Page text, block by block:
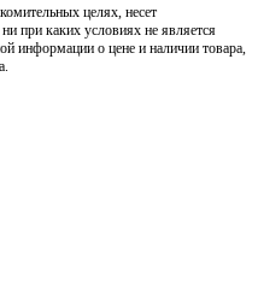
целях, несет
при каких условиях не является
информации о цене и наличии товара,